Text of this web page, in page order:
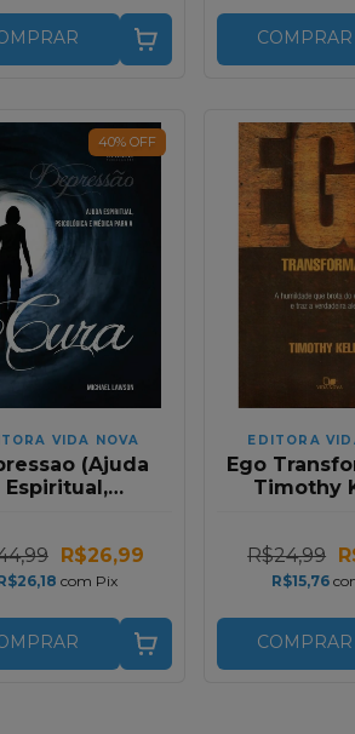
COMPRAR
40% OFF
VIDA NOVA
(Ajuda
Espiritual,
R$26,99
com Pix
EDITORA
Ego
Timothy
R$24,99
R$15,76
COMPRAR